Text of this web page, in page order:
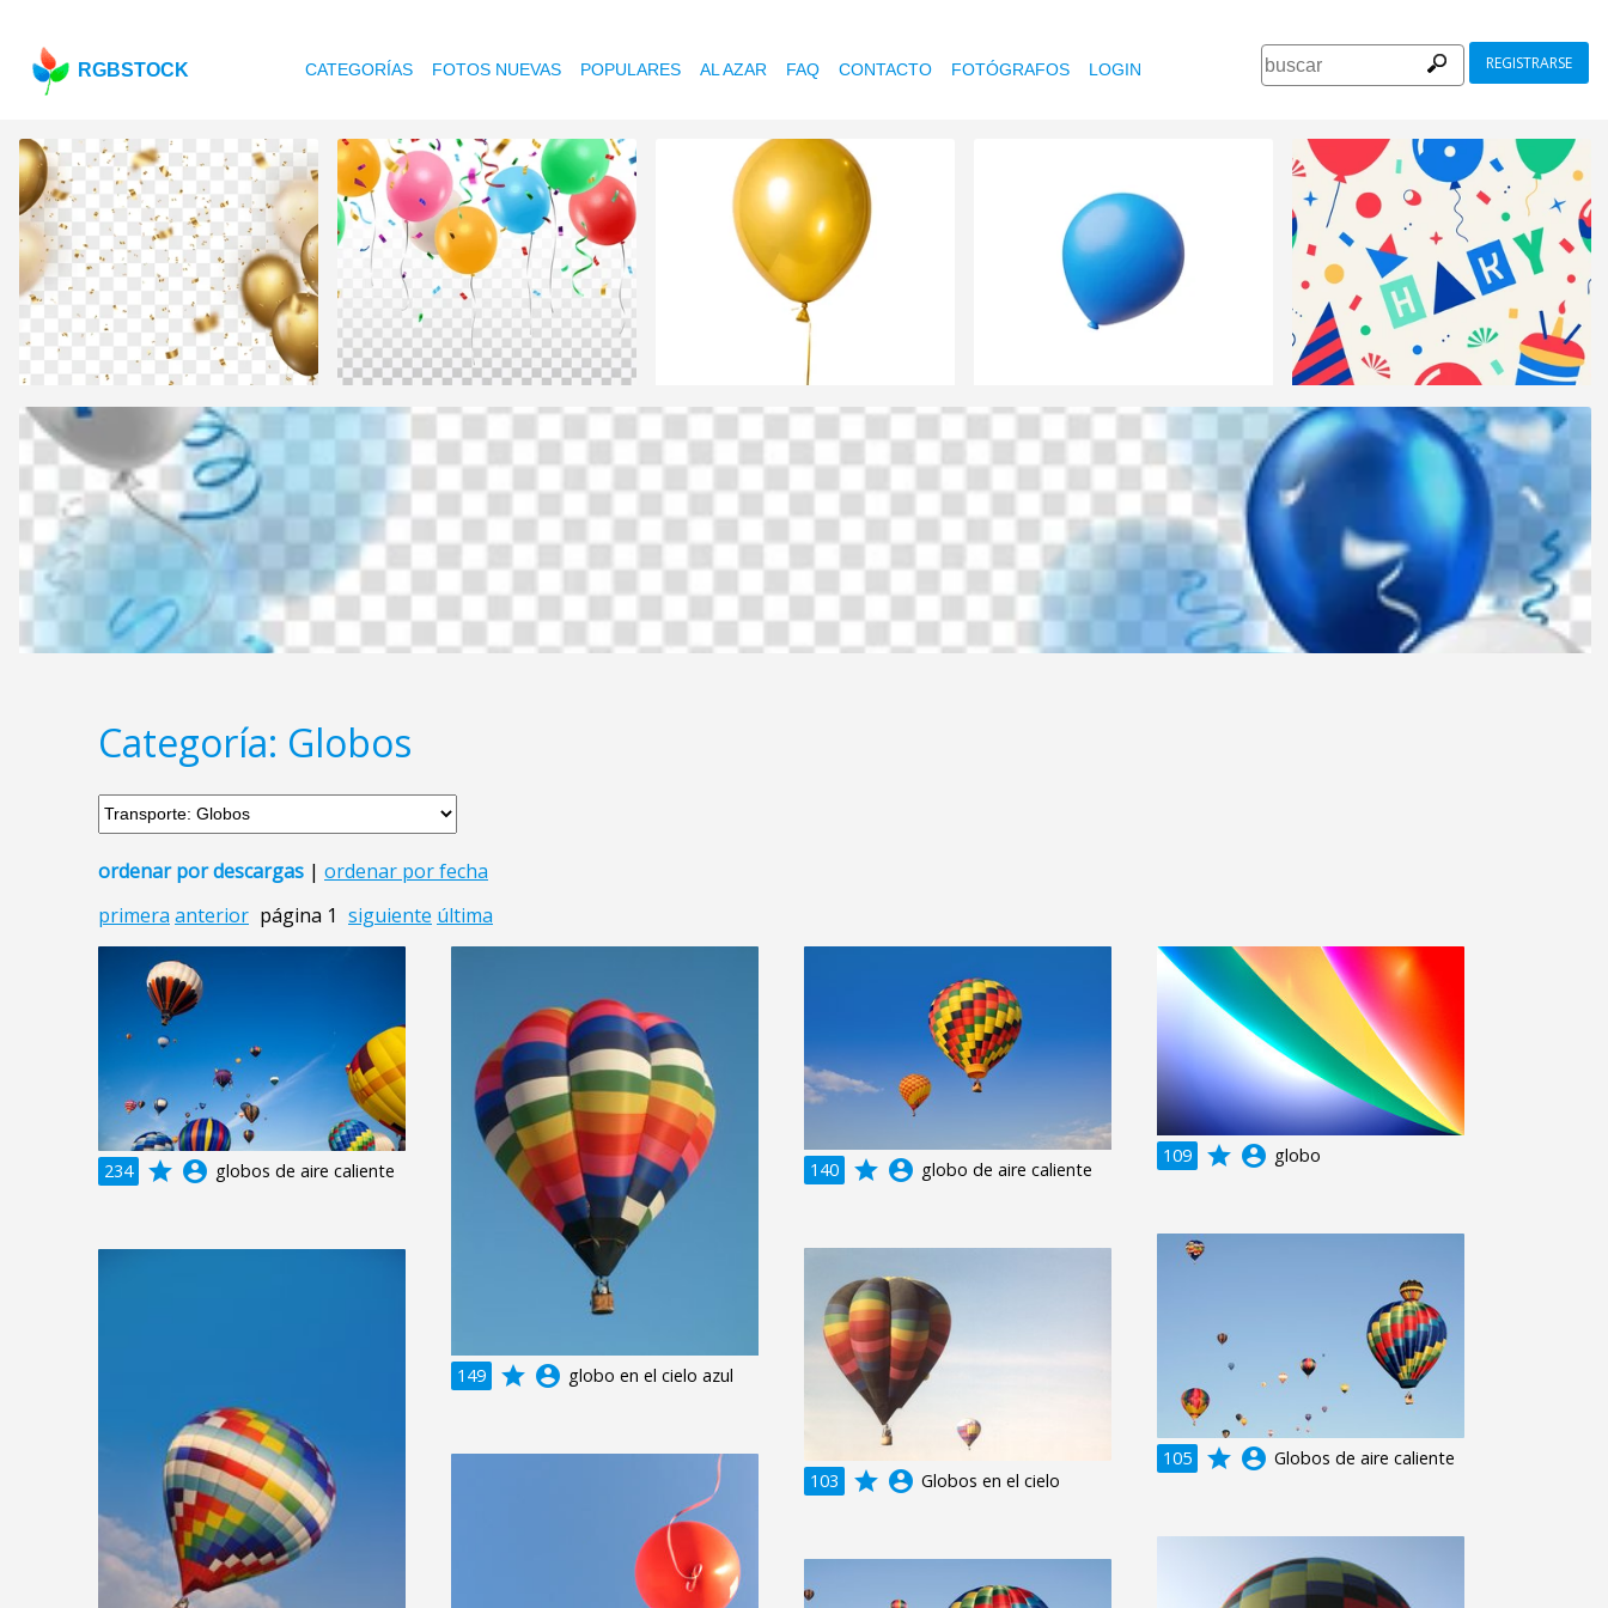
RGBSTOCK CATEGORÍAS FOTOS NUEVAS POPULARES AL AZAR FAQ CONTACTO FOTÓGRAFOS LOGIN REGISTRARSE
Categoría: Globos
ordenar por descargas | ordenar por fecha
primera anterior página 1 siguiente última
234 grade account_circle globos de aire caliente
149 grade account_circle globo en el cielo azul
140 grade account_circle globo de aire caliente
109 grade account_circle globo
105 grade account_circle Globos de aire caliente
103
grade account_circle Globos en el cielo